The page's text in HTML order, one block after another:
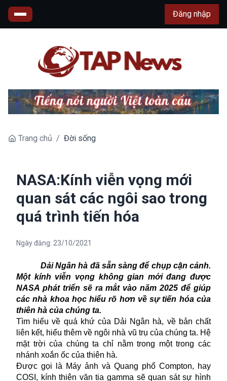
Đăng nhập
Trang chủ / Đời sống
NASA:Kính viễn vọng mới
quan sát các ngôi sao trong
quá trình tiến hóa
Ngày đăng: 23/10/2021
Dải Ngân hà đã sẵn sàng để chụp cận cảnh.
Một kính viễn vọng không gian mới đang được
NASA phát triển sẽ ra mắt vào năm 2025 để giúp
các nhà khoa học hiểu rõ hơn về sự tiến hóa của
thiên hà của chúng ta.
Tìm hiểu về quá khứ của Dải Ngân hà, về bản chất
liên kết, hiểu thêm về ngôi nhà vũ trụ của chúng ta. Hệ
mặt trời của chúng ta chỉ nằm trong một trong các
nhánh xoắn ốc của thiên hà.
Được gọi là Máy ảnh và Quang phổ Compton, hay
COSI, kính thiên văn tia gamma sẽ quan sát sự hình